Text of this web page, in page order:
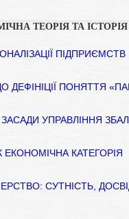
ТЕОРІЯ ТА
ПІДПРИЄМСТВ
ДЕФІНІЦІЇ ПОНЯТТЯ
УПРАВЛІННЯ
ЕКОНОМІЧНА КАТЕГОРІЯ
СУТНІСТЬ,